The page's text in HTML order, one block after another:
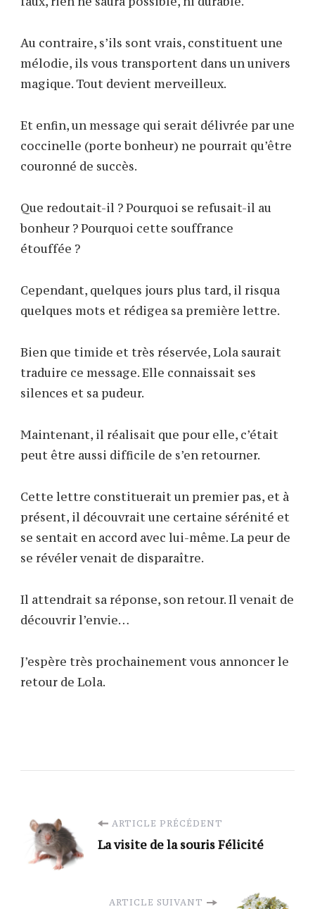
Au contraire, s’ils sont vrais, constituent une
mélodie, ils vous transportent dans un univers
magique. Tout devient merveilleux.
Et enfin, un message qui serait délivrée par une
coccinelle (porte bonheur) ne pourrait qu’être
couronné de succès.
Que redoutait-il ? Pourquoi se refusait-il au
bonheur ? Pourquoi cette souffrance
étouffée ?
Cependant, quelques jours plus tard, il risqua
quelques mots et rédigea sa première lettre.
Bien que timide et très réservée, Lola saurait
traduire ce message. Elle connaissait ses
silences et sa pudeur.
Maintenant, il réalisait que pour elle, c’était
peut être aussi difficile de s’en retourner.
Cette lettre constituerait un premier pas, et à
présent, il découvrait une certaine sérénité et
se sentait en accord avec lui-même. La peur de
se révéler venait de disparaître.
Il attendrait sa réponse, son retour. Il venait de
découvrir l’envie…
J’espère très prochainement vous annoncer le
retour de Lola.
Navigation
d'article
ARTICLE PRÉCÉDENT
La visite de la souris Félicité
ARTICLE SUIVANT